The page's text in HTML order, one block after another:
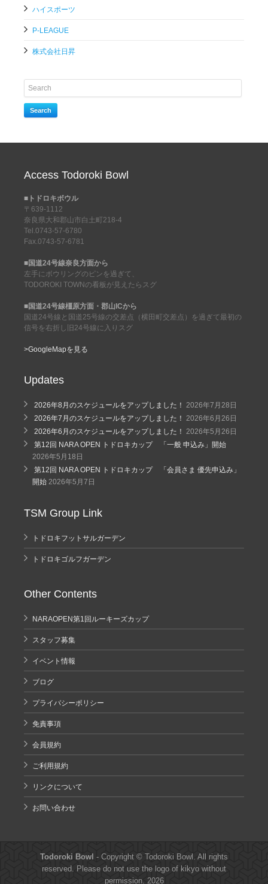
ハイスポーツ
P-LEAGUE
株式会社日昇
Search
Access Todoroki Bowl
■トドロキボウル
〒639-1112
奈良県大和郡山市白土町218-4
Tel.0743-57-6780
Fax.0743-57-6781
■国道24号線奈良方面から
左手にボウリングのピンを過ぎて、
TODOROKI TOWNの看板が見えたらスグ
■国道24号線橿原方面・郡山ICから
国道24号線と国道25号線の交差点（横田町交差点）を過ぎて最初の
信号を右折し旧24号線に入りスグ
>GoogleMapを見る
Updates
2026年8月のスケジュールをアップしました！ 2026年7月28日
2026年7月のスケジュールをアップしました！ 2026年6月26日
2026年6月のスケジュールをアップしました！ 2026年5月26日
第12回 NARA OPEN トドロキカップ 「一般 申込み」開始
2026年5月18日
第12回 NARA OPEN トドロキカップ 「会員さま 優先申込み」
開始 2026年5月7日
TSM Group Link
トドロキフットサルガーデン
トドロキゴルフガーデン
Other Contents
NARAOPEN第1回ルーキーズカップ
スタッフ募集
イベント情報
ブログ
プライバシーポリシー
免責事項
会員規約
ご利用規約
リンクについて
お問い合わせ
Todoroki Bowl - Copyright © Todoroki Bowl. All rights
reserved. Please do not use the logo of kikyo without
permission. 2026